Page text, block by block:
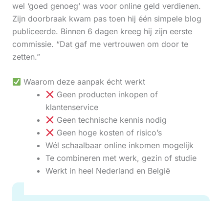
wel ‘goed genoeg’ was voor online geld verdienen.
Zijn doorbraak kwam pas toen hij één simpele blog
publiceerde. Binnen 6 dagen kreeg hij zijn eerste
commissie. “Dat gaf me vertrouwen om door te
zetten.”
Waarom deze aanpak écht werkt
Geen producten inkopen of
klantenservice
Geen technische kennis nodig
Geen hoge kosten of risico’s
Wél schaalbaar online inkomen mogelijk
Te combineren met werk, gezin of studie
Werkt in heel Nederland en België